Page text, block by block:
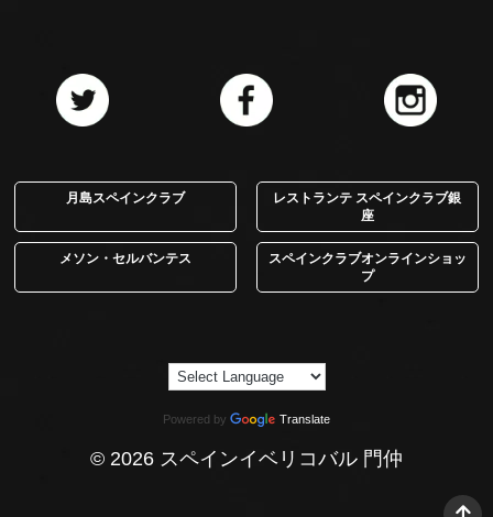
月島スペインクラブ
レストランテ スペインクラブ銀
座
メソン・セルバンテス
スペインクラブオンラインショッ
プ
Powered by Translate
© 2026 スペインイベリコバル 門仲